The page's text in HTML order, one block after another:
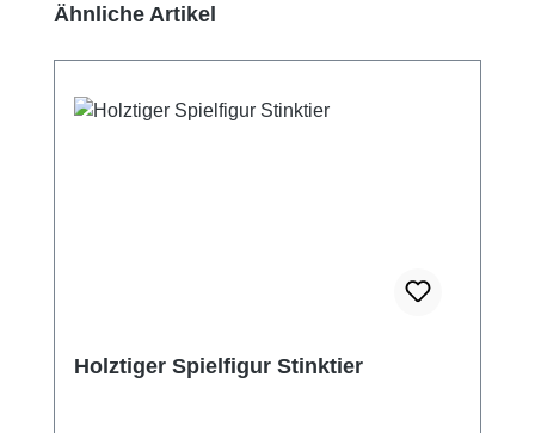
Produktgalerie überspringen
Ähnliche Artikel
Holztiger Spielfigur Stinktier